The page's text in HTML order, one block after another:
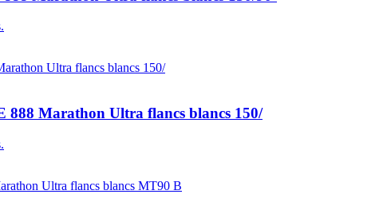
888 Marathon Ultra flancs blancs 150/